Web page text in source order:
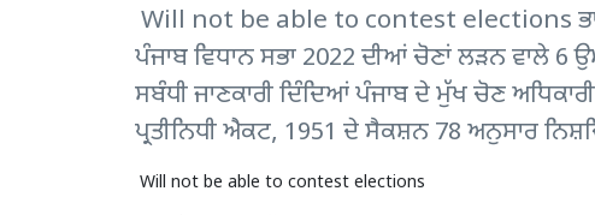
Will not be able to contest elections
ਪੰਜਾਬ ਵਿਧਾਨ ਸਭਾ 2022 ਦੀਆਂ ਚੋਣਾਂ ਲੜਨ ਵਾਲੇ
ਸਬੰਧੀ ਜਾਣਕਾਰੀ ਦਿੰਦਿਆਂ ਪੰਜਾਬ ਦੇ ਮੁੱਖ ਚੋਣ
ਪ੍ਰਤੀਨਿਧੀ ਐਕਟ, 1951 ਦੇ ਸੈਕਸ਼ਨ 78 ਅਨੁਸਾਰ
Will not be able to contest elections